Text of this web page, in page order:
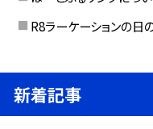
R8ラーケーションの日
新着記事